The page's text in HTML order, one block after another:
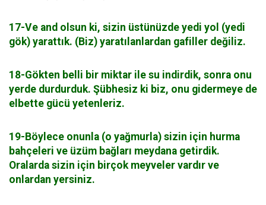
17-Ve and olsun ki, sizin üstünüzde yedi yol (yedi
gök) yarattık. (Biz) yaratılanlardan gafiller değiliz.
18-Gökten belli bir miktar ile su indirdik, sonra onu
yerde durdurduk. Şübhesiz ki biz, onu gidermeye de
elbette gücü yetenleriz.
19-Böylece onunla (o yağmurla) sizin için hurma
bahçeleri ve üzüm bağları meydana getirdik.
Oralarda sizin için birçok meyveler vardır ve
onlardan yersiniz.